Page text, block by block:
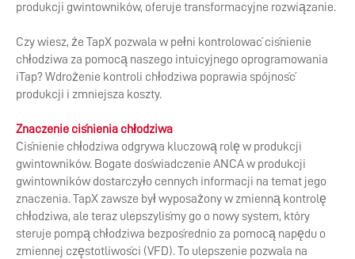
produkcji gwintowników, oferuje transformacyjne rozwiązanie.
Czy wiesz, że TapX pozwala w pełni kontrolować ciśnienie
chłodziwa za pomocą naszego intuicyjnego oprogramowania
iTap? Wdrożenie kontroli chłodziwa poprawia spójność
produkcji i zmniejsza koszty.
Znaczenie ciśnienia chłodziwa
Ciśnienie chłodziwa odgrywa kluczową rolę w produkcji
gwintowników. Bogate doświadczenie ANCA w produkcji
gwintowników dostarczyło cennych informacji na temat jego
znaczenia. TapX zawsze był wyposażony w zmienną kontrolę
chłodziwa, ale teraz ulepszyliśmy go o nowy system, który
steruje pompą chłodziwa bezpośrednio za pomocą napędu o
zmiennej częstotliwości (VFD). To ulepszenie pozwala na